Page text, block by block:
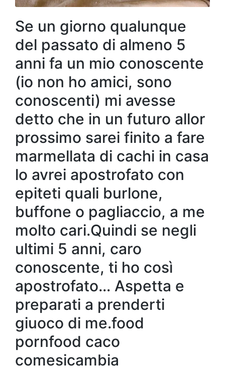
Se un giorno qualunque
del passato di almeno 5
anni fa un mio conoscente
(io non ho amici, sono
conoscenti) mi avesse
detto che in un futuro allor
prossimo sarei finito a fare
marmellata di cachi in casa
lo avrei apostrofato con
epiteti quali burlone,
buffone o pagliaccio, a me
molto cari.Quindi se negli
ultimi 5 anni, caro
conoscente, ti ho così
apostrofato… Aspetta e
preparati a prenderti
giuoco di me.food
pornfood caco
comesicambia